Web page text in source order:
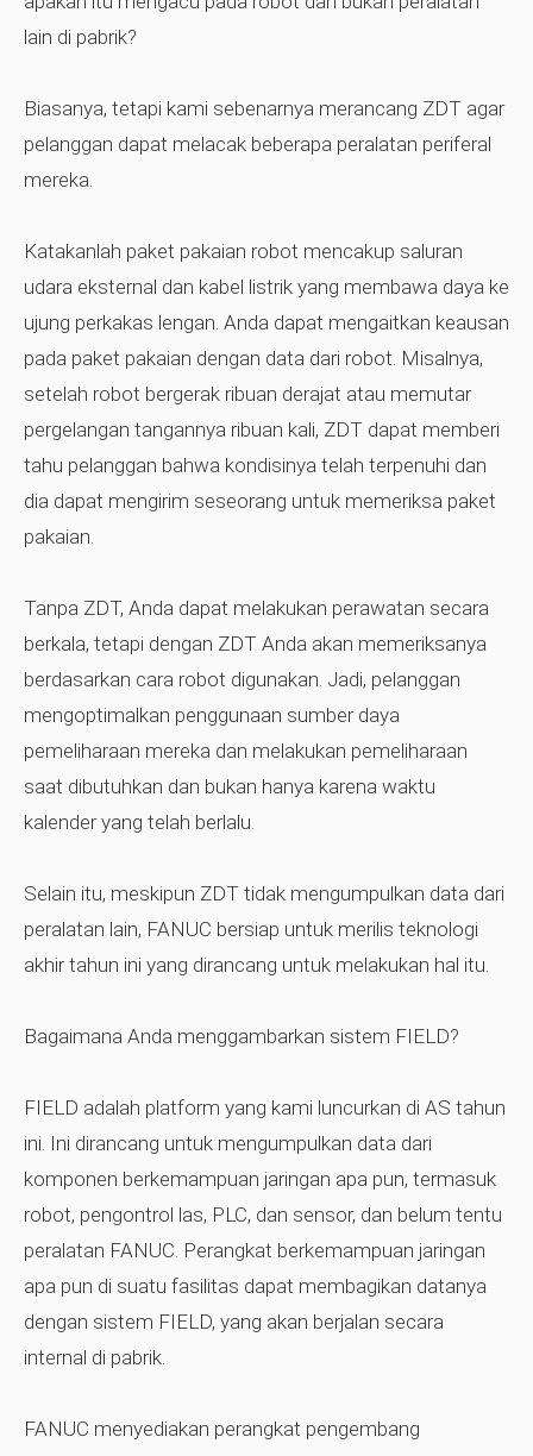
lain di pabrik?
Biasanya, tetapi kami sebenarnya merancang ZDT agar
pelanggan dapat melacak beberapa peralatan periferal
mereka.
Katakanlah paket pakaian robot mencakup saluran
udara eksternal dan kabel listrik yang membawa daya ke
ujung perkakas lengan. Anda dapat mengaitkan keausan
pada paket pakaian dengan data dari robot. Misalnya,
setelah robot bergerak ribuan derajat atau memutar
pergelangan tangannya ribuan kali, ZDT dapat memberi
tahu pelanggan bahwa kondisinya telah terpenuhi dan
dia dapat mengirim seseorang untuk memeriksa paket
pakaian.
Tanpa ZDT, Anda dapat melakukan perawatan secara
berkala, tetapi dengan ZDT Anda akan memeriksanya
berdasarkan cara robot digunakan. Jadi, pelanggan
mengoptimalkan penggunaan sumber daya
pemeliharaan mereka dan melakukan pemeliharaan
saat dibutuhkan dan bukan hanya karena waktu
kalender yang telah berlalu.
Selain itu, meskipun ZDT tidak mengumpulkan data dari
peralatan lain, FANUC bersiap untuk merilis teknologi
akhir tahun ini yang dirancang untuk melakukan hal itu.
Bagaimana Anda menggambarkan sistem FIELD?
FIELD adalah platform yang kami luncurkan di AS tahun
ini. Ini dirancang untuk mengumpulkan data dari
komponen berkemampuan jaringan apa pun, termasuk
robot, pengontrol las, PLC, dan sensor, dan belum tentu
peralatan FANUC. Perangkat berkemampuan jaringan
apa pun di suatu fasilitas dapat membagikan datanya
dengan sistem FIELD, yang akan berjalan secara
internal di pabrik.
FANUC menyediakan perangkat pengembang